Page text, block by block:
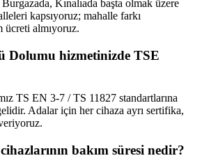
Kınalıada başta olmak üzere
kapsıyoruz; mahalle farkı
ücreti almıyoruz.
Dolumu hizmetinizde TSE
TS EN 3-7 / TS 11827 standartlarına
Adalar için her cihaza ayrı sertifika,
bakım süresi nedir?